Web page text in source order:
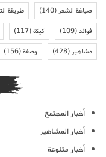
صباغة الشعر(140) طريقة
فوائد(109) كيكة(117)
مشاهير(428) وصفة(156)
أخبار المجتمع
أخبار المشاهير
أخبار متنوعة